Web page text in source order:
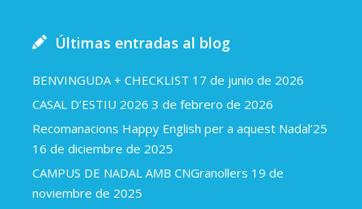
Últimas entradas al blog
BENVINGUDA + CHECKLIST 17 de junio de 2026
CASAL D’ESTIU 2026 3 de febrero de 2026
Recomanacions Happy English per a aquest Nadal’25
16 de diciembre de 2025
CAMPUS DE NADAL AMB CNGranollers 19 de
noviembre de 2025